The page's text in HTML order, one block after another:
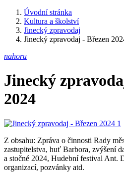
Úvodní stránka
Kultura a školství
Jinecký zpravodaj
Jinecký zpravodaj - Březen
nahoru
Jinecký
2024
Z obsahu: Zpráva o činnosti Rady
zastupitelstva, huť Barbora, zvýšení
a stočné 2024, Hudební festival Ant.
organizací, pozvánky atd.